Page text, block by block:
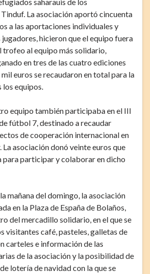
La asociación aportó cincuenta
a las aportaciones individuales y
hicieron que el equipo fuera
trofeo al equipo más solidario,
en tres de las cuatro ediciones
euros se recaudaron en total para la
los equipos.
equipo también participaba en el III
fútbol 7, destinado a recaudar
de cooperación internacional en
La asociación donó veinte euros que
para participar y colaborar en dicho
mañana del domingo, la asociación
en la Plaza de España de Bolaños,
del mercadillo solidario, en el que se
visitantes café, pasteles, galletas de
carteles e información de las
de la asociación y la posibilidad de
lotería de navidad con la que se